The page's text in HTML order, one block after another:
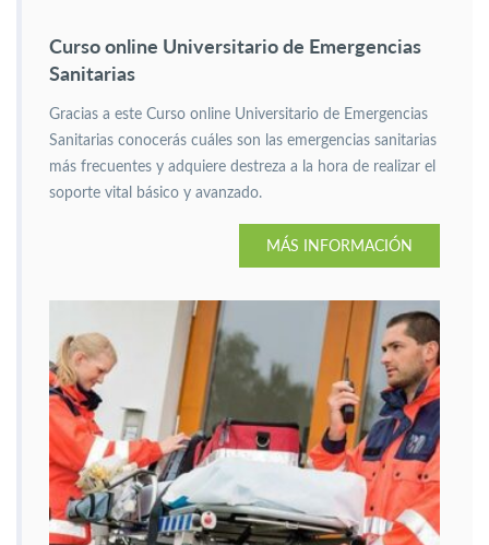
Curso online Universitario de Emergencias
Sanitarias
Gracias a este Curso online Universitario de Emergencias
Sanitarias conocerás cuáles son las emergencias sanitarias
más frecuentes y adquiere destreza a la hora de realizar el
soporte vital básico y avanzado.
MÁS INFORMACIÓN